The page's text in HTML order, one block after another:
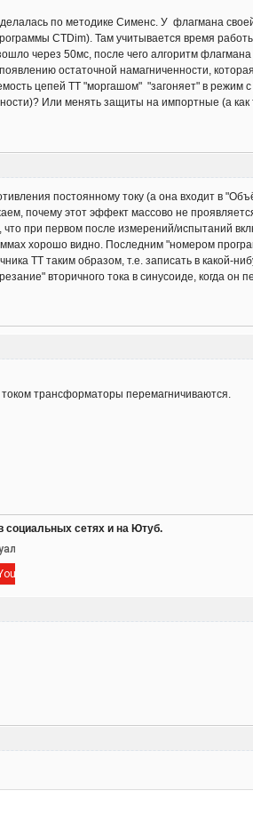
по методике Сименс. У флагмана
CTDim). Там учитывается время
через 50мс, после чего алгоритм
остаточной намагниченности,
цепей ТТ "моргашом" "загоняет" в режим
Или менять защиты на импортные (а
постоянному току (а она входит в
почему этот эффект массово не
при первом после измерений/испытаний
хорошо видно. Последним "номером
ТТ таким образом, т.е. записать в какой-
вторичного тока в синусоиде, когда
трансформаторы перемагничиваются.
социальных сетях и на Ютуб.